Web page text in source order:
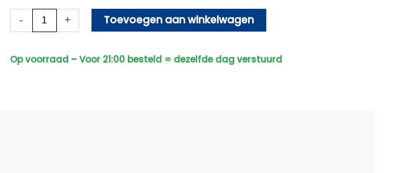
-
Beveiligingscamera
Bedraad
+ Toevoegen aan winkelwagen
Op voorraad – Voor 21:00 besteld = dezelfde dag verstuurd